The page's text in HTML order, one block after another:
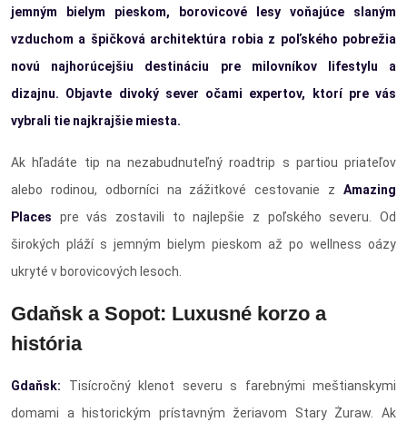
jemným bielym pieskom, borovicové lesy voňajúce slaným
vzduchom a špičková architektúra robia z poľského pobrežia
novú najhorúcejšiu destináciu pre milovníkov lifestylu a
dizajnu. Objavte divoký sever očami expertov, ktorí pre vás
vybrali tie najkrajšie miesta.
Ak hľadáte tip na nezabudnuteľný roadtrip s partiou priateľov
alebo rodinou, odborníci na zážitkové cestovanie z Amazing
Places pre vás zostavili to najlepšie z poľského severu. Od
širokých pláží s jemným bielym pieskom až po wellness oázy
ukryté v borovicových lesoch.
Gdaňsk a Sopot: Luxusné korzo a
história
Gdaňsk: Tisícročný klenot severu s farebnými meštianskymi
domami a historickým prístavným žeriavom Stary Żuraw. Ak